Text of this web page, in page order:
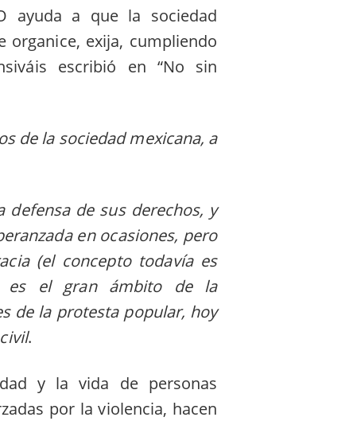
ayuda a que la sociedad
organice, exija, cumpliendo
escribió en “No sin
de la sociedad mexicana, a
defensa de sus derechos, y
en ocasiones, pero
(el concepto todavía es
es el gran ámbito de la
de la protesta popular, hoy
.
y la vida de personas
por la violencia, hacen